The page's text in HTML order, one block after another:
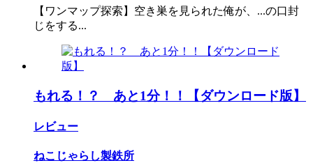
【ワンマップ探索】空き巣を見られた俺が、...の口封
じをする...
もれる！？ あと1分！！【ダウンロード版】
レビュー
ねこじゃらし製鉄所